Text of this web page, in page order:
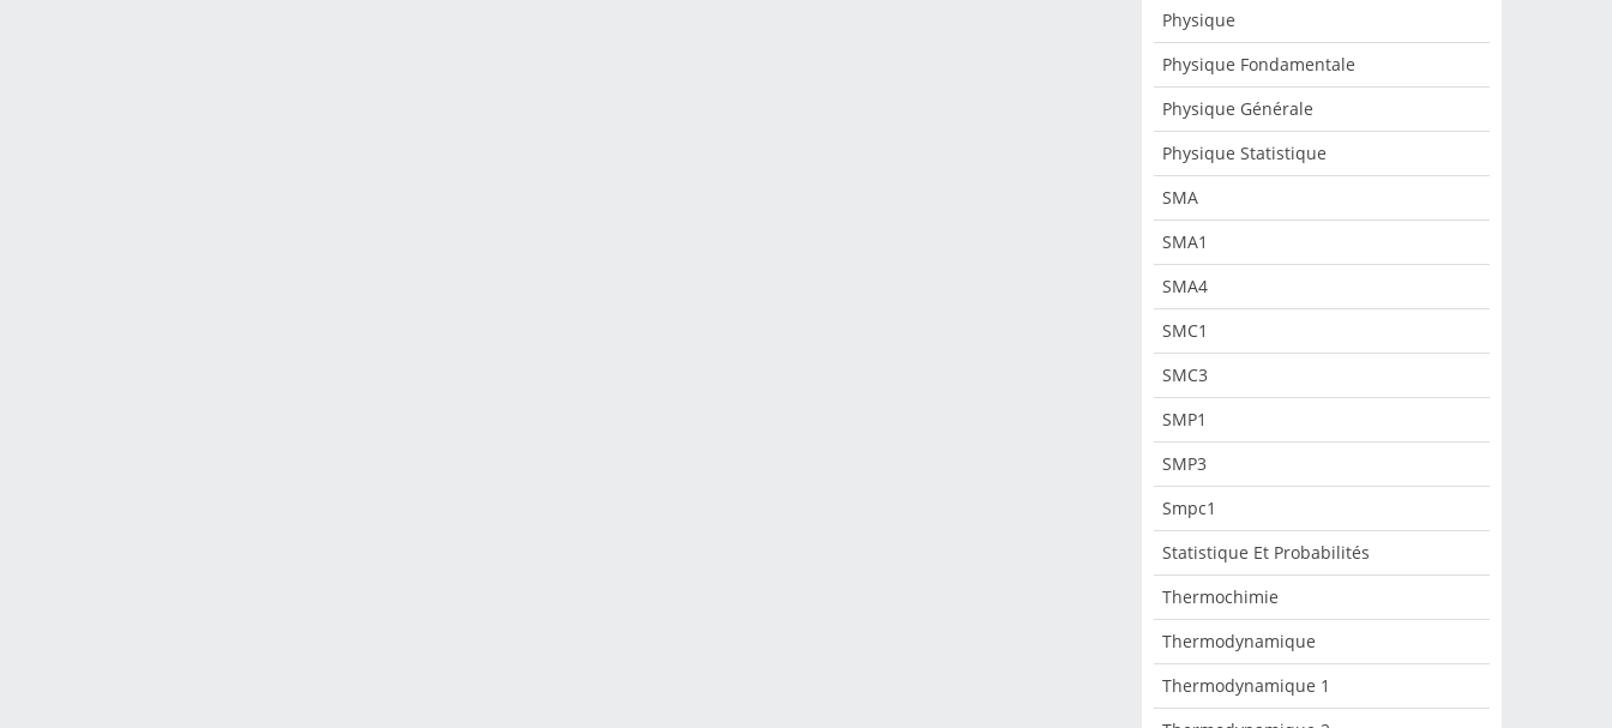
Physique
Physique Fondamentale
Physique Générale
Physique Statistique
SMA
SMA1
SMA4
SMC1
SMC3
SMP1
SMP3
Smpc1
Statistique Et Probabilités
Thermochimie
Thermodynamique
Thermodynamique 1